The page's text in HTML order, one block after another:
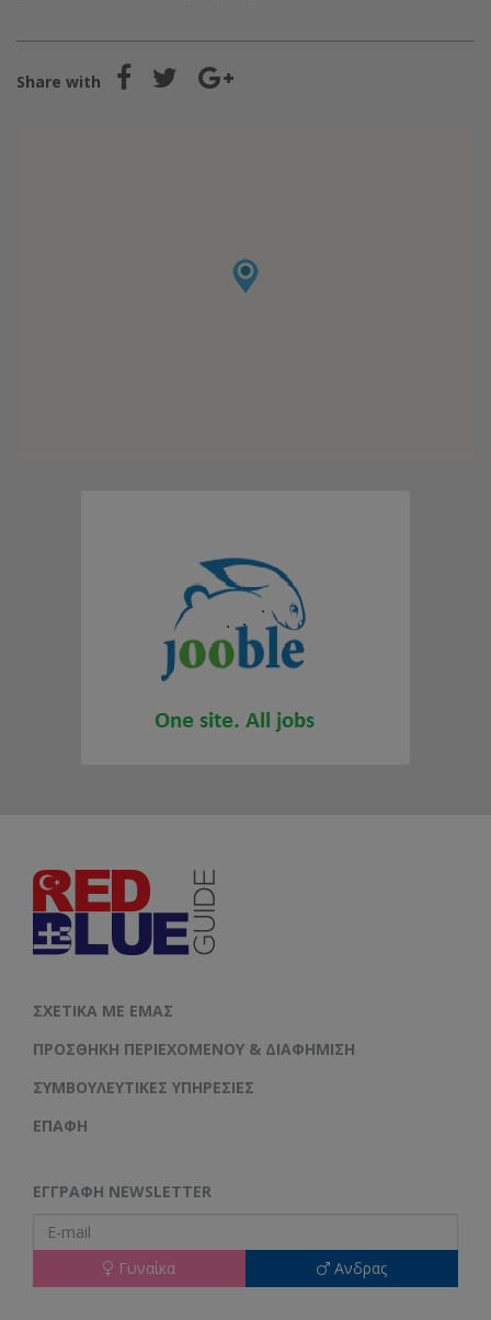
Share with
ΣΧΕΤΙΚΆ ΜΕ ΕΜΆΣ
ΠΡΟΣΘΉΚΗ ΠΕΡΙΕΧΟΜΈΝΟΥ & ΔΙΑΦΉΜΙΣΗ
ΣΥΜΒΟΥΛΕΥΤΙΚΈΣ ΥΠΗΡΕΣΊΕΣ
ΕΠΑΦΗ
ΕΓΓΡΑΦΉ NEWSLETTER
Ανδρας
Γυναίκα